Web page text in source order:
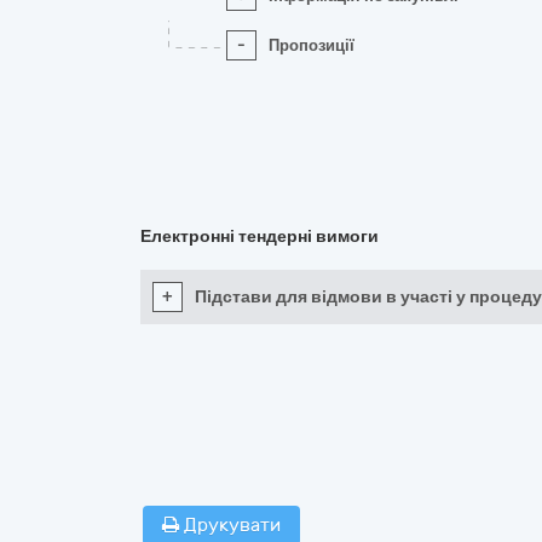
- Пропозиції
Електронні тендерні вимоги
+ Підстави для відмови в участі у
Друкувати